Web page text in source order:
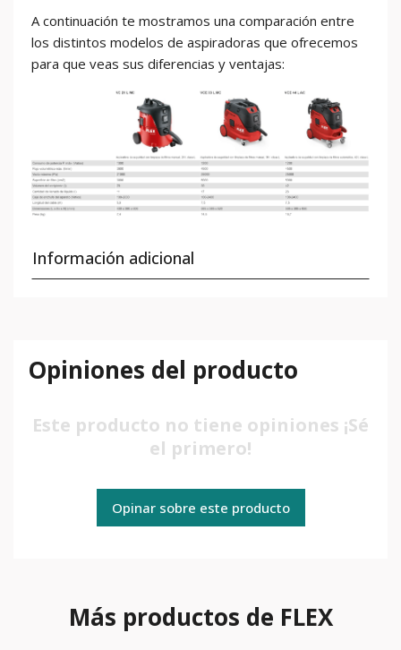
A continuación te mostramos una comparación entre
los distintos modelos de aspiradoras que ofrecemos
para que veas sus diferencias y ventajas:
Información adicional
Opiniones del producto
Este producto no tiene opiniones ¡Sé
el primero!
Opinar sobre este producto
Más productos de FLEX